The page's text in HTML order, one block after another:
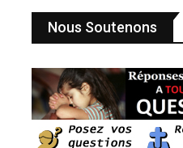
Nous Soutenons